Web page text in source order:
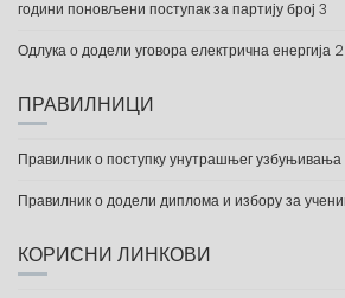
години поновљени поступак за партију број 3
Одлука о додели уговора електрична енергија
ПРАВИЛНИЦИ
Правилник о поступку унутрашњег узбуњивања
Правилник о додели диплома и избору за
КОРИСНИ ЛИНКОВИ